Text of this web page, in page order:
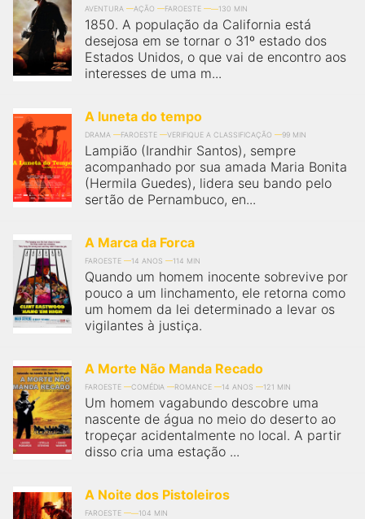
AVENTURA AÇÃO FAROESTE 130 MIN
1850. A população da California está
desejosa em se tornar o 31º estado dos
Estados Unidos, o que vai de encontro aos
interesses de uma m...
A luneta do tempo
DRAMA FAROESTE VERIFIQUE A CLASSIFICAÇÃO 99 MIN
Lampião (Irandhir Santos), sempre
acompanhado por sua amada Maria Bonita
(Hermila Guedes), lidera seu bando pelo
sertão de Pernambuco, en...
A Marca da Forca
FAROESTE 14 ANOS 114 MIN
Quando um homem inocente sobrevive por
pouco a um linchamento, ele retorna como
um homem da lei determinado a levar os
vigilantes à justiça.
A Morte Não Manda Recado
FAROESTE COMÉDIA ROMANCE 14 ANOS 121 MIN
Um homem vagabundo descobre uma
nascente de água no meio do deserto ao
tropeçar acidentalmente no local. A partir
disso cria uma estação ...
A Noite dos Pistoleiros
FAROESTE 104 MIN